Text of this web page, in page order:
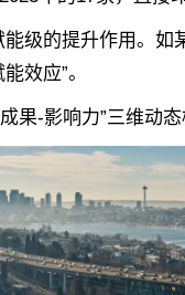
的提升作用。如
效应”。
-影响力”三维动态